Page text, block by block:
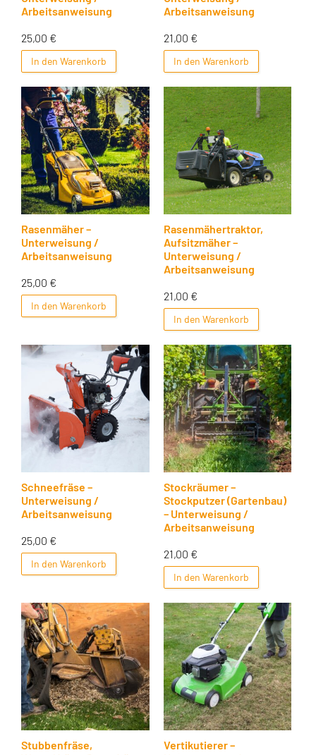
Arbeitsanweisung
25,00 €
In den Warenkorb
Arbeitsanweisung
21,00 €
In den Warenkorb
Rasenmäher –
Unterweisung /
Arbeitsanweisung
25,00 €
In den Warenkorb
Rasenmähertraktor,
Aufsitzmäher –
Unterweisung /
Arbeitsanweisung
21,00 €
In den Warenkorb
Schneefräse –
Unterweisung /
Arbeitsanweisung
25,00 €
In den Warenkorb
Stockräumer –
Stockputzer (Gartenbau)
– Unterweisung /
Arbeitsanweisung
21,00 €
In den Warenkorb
Stubbenfräse,
Vertikutierer –